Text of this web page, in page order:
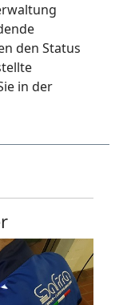
den Status
in der